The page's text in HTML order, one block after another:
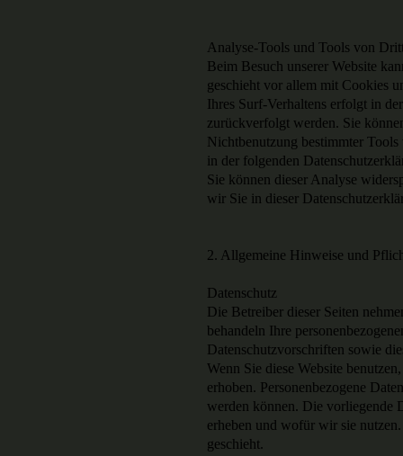
Analyse-Tools und Tools von
Beim Besuch unserer Website
geschieht vor allem mit Cookies
Ihres Surf-Verhaltens erfolgt in
zurückverfolgt werden. Sie
Nichtbenutzung bestimmter
in der folgenden
Sie können dieser Analyse
wir Sie in dieser
2. Allgemeine Hinweise und
Datenschutz
Die Betreiber dieser Seiten
behandeln Ihre
Datenschutzvorschriften sowie
Wenn Sie diese Website
erhoben. Personenbezogene
werden können. Die vorliegende
erheben und wofür wir sie
geschieht.